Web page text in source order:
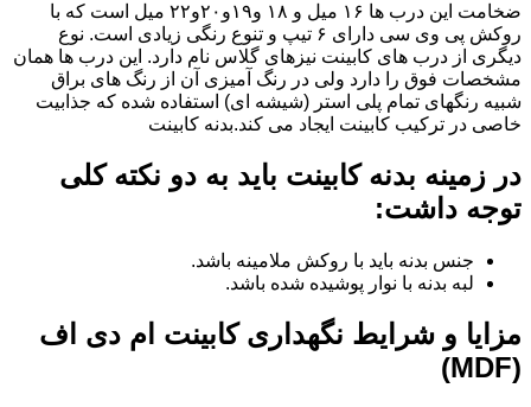
ضخامت این درب ها ۱۶ میل و ۱۸ و١٩و٢٠و٢٢ میل است که با
روکش پی وی سی دارای ۶ تیپ و تنوع رنگی زیادی است. نوع
دیگری از درب های کابینت نیزهای گلاس نام دارد. این درب ها همان
مشخصات فوق را دارد ولی در رنگ آمیزی آن از رنگ های براق
شبیه رنگهای تمام پلی استر (شیشه ای) استفاده شده که جذابیت
خاصی در ترکیب کابینت ایجاد می کند.بدنه کابینت
در زمینه بدنه کابینت باید به دو نکته کلی
توجه داشت:
جنس بدنه باید با روکش ملامینه باشد.
لبه بدنه با نوار پوشیده شده باشد.
مزایا و شرایط نگهداری کابینت ام دی اف
(MDF)